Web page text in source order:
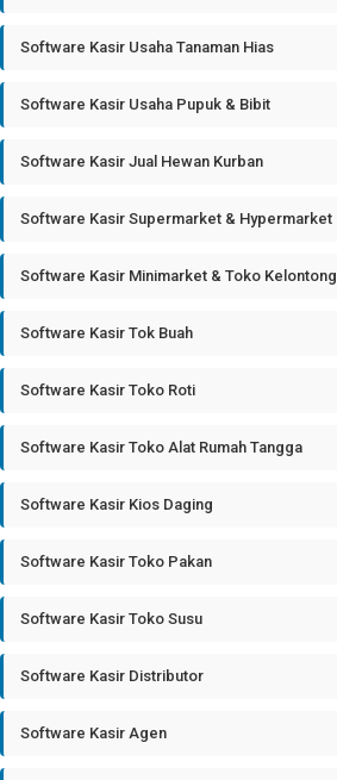
Software Kasir Usaha Tanaman Hias
Software Kasir Usaha Pupuk & Bibit
Software Kasir Jual Hewan Kurban
Software Kasir Supermarket & Hypermarket
Software Kasir Minimarket & Toko Kelontong
Software Kasir Tok Buah
Software Kasir Toko Roti
Software Kasir Toko Alat Rumah Tangga
Software Kasir Kios Daging
Software Kasir Toko Pakan
Software Kasir Toko Susu
Software Kasir Distributor
Software Kasir Agen